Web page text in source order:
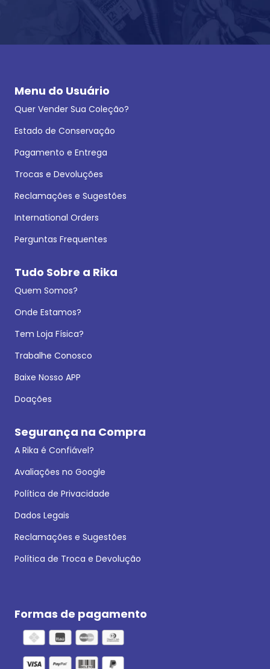
Menu do Usuário
Quer Vender Sua Coleção?
Estado de Conservação
Pagamento e Entrega
Trocas e Devoluções
Reclamações e Sugestões
International Orders
Perguntas Frequentes
Tudo Sobre a Rika
Quem Somos?
Onde Estamos?
Tem Loja Física?
Trabalhe Conosco
Baixe Nosso APP
Doações
Segurança na Compra
A Rika é Confiável?
Avaliações no Google
Política de Privacidade
Dados Legais
Reclamações e Sugestões
Política de Troca e Devolução
Formas de pagamento